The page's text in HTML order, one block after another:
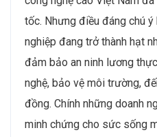
tốc. Nhưng điều đáng chú ý
nghiệp đang trở thành hạt
đảm bảo an ninh lương
nghệ, bảo vệ môi trường,
đồng. Chính những doanh
minh chứng cho sức sống